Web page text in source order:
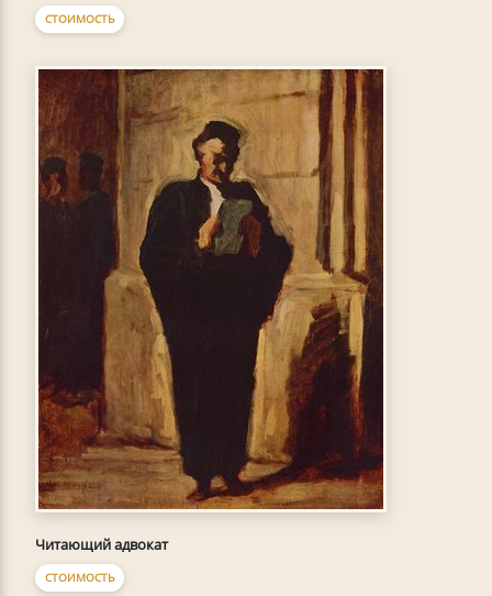
СТОИМОСТЬ
Читающий адвокат
СТОИМОСТЬ